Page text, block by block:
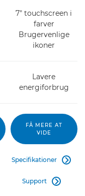
7" touchscreen i
farver
Brugervenlige
ikoner
Lavere
energiforbrug
FÅ MERE AT
VIDE
Specifikationer 
Support 